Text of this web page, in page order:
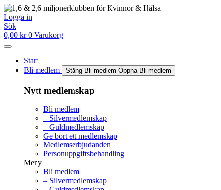
Hoppa
till
innehåll
Logga in
Sök
0,00 kr 0 Varukorg
Start
Bli medlem
Stäng Bli medlem Öppna Bli medlem
Nytt medlemskap
Bli medlem
– Silvermedlemskap
– Guldmedlemskap
Ge bort ett medlemskap
Medlemserbjudanden
Personuppgiftsbehandling
Meny
Bli medlem
– Silvermedlemskap